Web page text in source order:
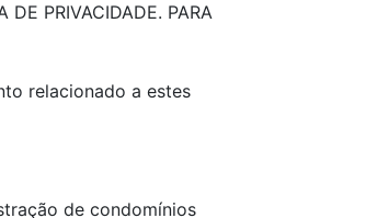
DE PRIVACIDADE. PARA
relacionado a estes
de condomínios